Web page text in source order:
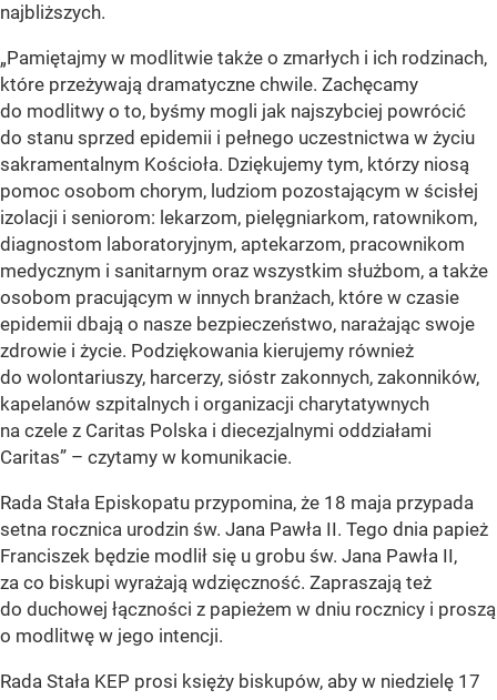
najbliższych.
„Pamiętajmy w modlitwie także o zmarłych i ich rodzinach,
które przeżywają dramatyczne chwile. Zachęcamy
do modlitwy o to, byśmy mogli jak najszybciej powrócić
do stanu sprzed epidemii i pełnego uczestnictwa w życiu
sakramentalnym Kościoła. Dziękujemy tym, którzy niosą
pomoc osobom chorym, ludziom pozostającym w ścisłej
izolacji i seniorom: lekarzom, pielęgniarkom, ratownikom,
diagnostom laboratoryjnym, aptekarzom, pracownikom
medycznym i sanitarnym oraz wszystkim służbom, a także
osobom pracującym w innych branżach, które w czasie
epidemii dbają o nasze bezpieczeństwo, narażając swoje
zdrowie i życie. Podziękowania kierujemy również
do wolontariuszy, harcerzy, sióstr zakonnych, zakonników,
kapelanów szpitalnych i organizacji charytatywnych
na czele z Caritas Polska i diecezjalnymi oddziałami
Caritas” – czytamy w komunikacie.
Rada Stała Episkopatu przypomina, że 18 maja przypada
setna rocznica urodzin św. Jana Pawła II. Tego dnia papież
Franciszek będzie modlił się u grobu św. Jana Pawła II,
za co biskupi wyrażają wdzięczność. Zapraszają też
do duchowej łączności z papieżem w dniu rocznicy i proszą
o modlitwę w jego intencji.
Rada Stała KEP prosi księży biskupów, aby w niedzielę 17